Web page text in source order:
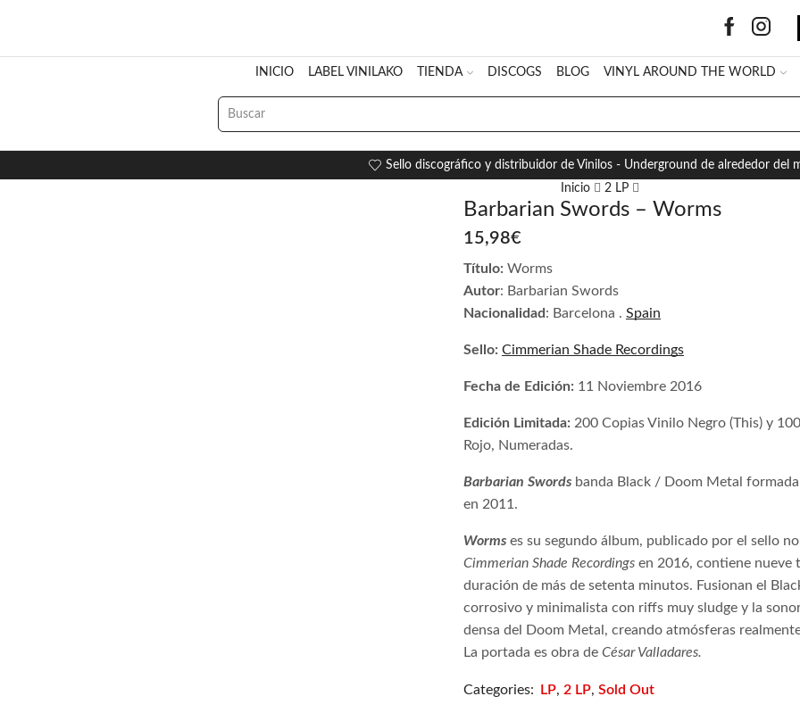
INICIO LABEL VINILAKO TIENDA DISCOGS BLOG VINYL AROUND THE WORLD
SEARCH
INPUT
Sello discográfico y distribuidor de Vinilos - Underground de alrededor del
Inicio
2 LP
Barbarian Swords – Worms
15,98€
Título: Worms
Autor: Barbarian Swords
Nacionalidad : Barcelona . Spain
Sello: Cimmerian Shade Recordings
Fecha de Edición: 11 Noviembre 2016
Edición Limitada: 200 Copias Vinilo Negro (This) y
Rojo, Numeradas.
Barbarian Swords banda Black / Doom Metal
en 2011.
Worms es su segundo álbum, publicado por el sello
Cimmerian Shade Recordings en 2016, contiene nueve
duración de más de setenta minutos. Fusionan el
corrosivo y minimalista con riffs muy sludge y la
densa del Doom Metal, creando atmósferas
La portada es obra de César Valladares.
Categories: LP, 2 LP, Sold Out